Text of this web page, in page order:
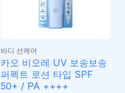
바디 선케어
카오 비오레 UV 보송보송
퍼펙트 로션 타입 SPF
50+ / PA ++++